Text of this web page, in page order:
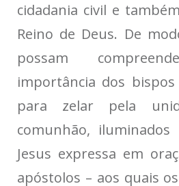
cidadania civil e
Reino de Deus. De
possam
importância dos
para zelar pela
comunhão,
Jesus expressa em
apóstolos – aos quais